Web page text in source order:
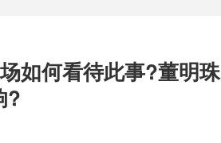
如何看待此事?董明珠
?